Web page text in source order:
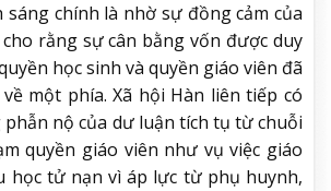
chính là nhờ sự đồng cảm của
rằng sự cân bằng vốn được duy
học sinh và quyền giáo viên đã
một phía. Xã hội Hàn liên tiếp có
nộ của dư luận tích tụ từ chuỗi
quyền giáo viên như vụ việc giáo
học tử nạn vì áp lực từ phụ huynh,